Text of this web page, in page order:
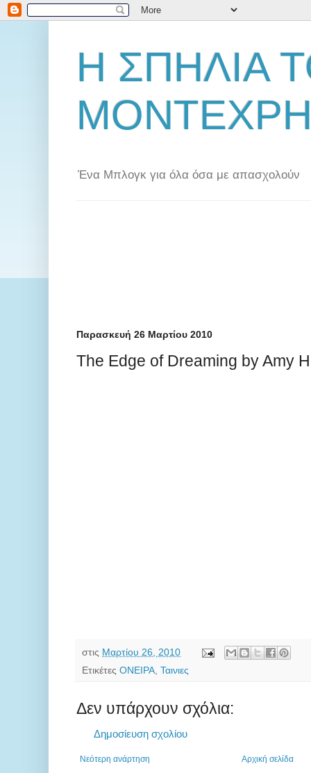
Η ΣΠΗΛΙΑ
Ένα Μπλογκ για όλα όσα με απασχολούν
Παρασκευή 26 Μαρτίου 2010
The Edge of Dreaming by Amy
στις Μαρτίου 26, 2010
Ετικέτες ΟΝΕΙΡΑ, Ταινιες
Δεν υπάρχουν σχόλια:
Δημοσίευση σχολίου
Νεότερη ανάρτηση Αρχική σελίδα